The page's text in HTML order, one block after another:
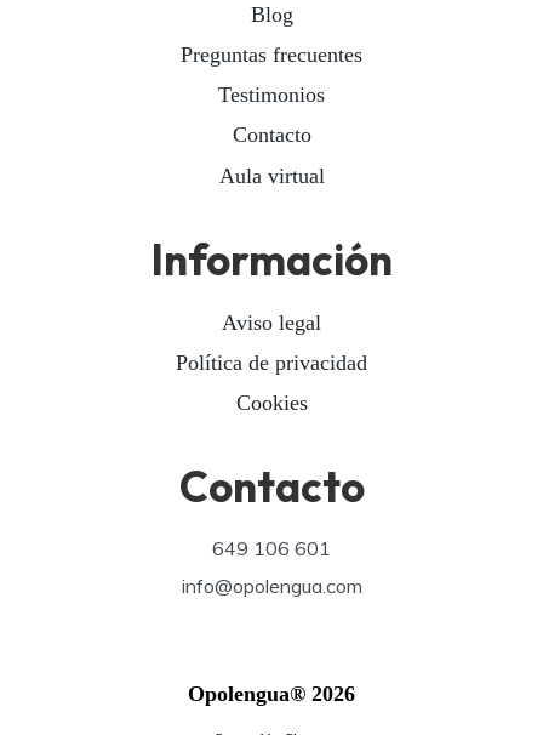
Blog
Preguntas frecuentes
Testimonios
Contacto
Aula virtual
Información
Aviso legal
Política de privacidad
Cookies
Contacto
649 106 601
info@opolengua.com
Opolengua® 2026